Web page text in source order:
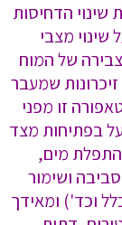
הדחיסות
מצבי
של המוח
שמעבר
זו מפני
בפתיחות מצד
מים,
ושימור
וכד') ומאידך